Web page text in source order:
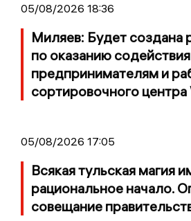
05/08/2026 18:36
Миляев: Будет создана
по оказанию содействия
предпринимателям и
сортировочного центра
05/08/2026 17:05
Всякая тульская магия
рациональное начало.
совещание